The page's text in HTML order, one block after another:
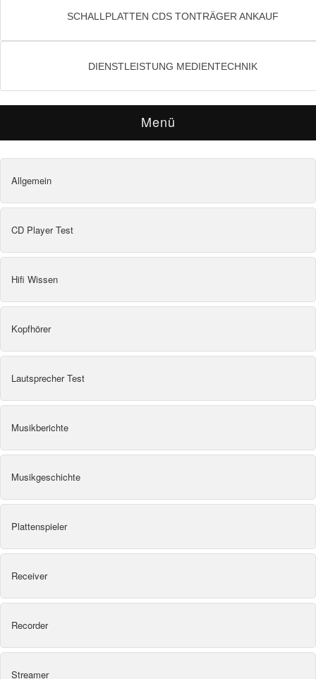
SCHALLPLATTEN CDS TONTRÄGER ANKAUF
DIENSTLEISTUNG MEDIENTECHNIK
Menü
Allgemein
CD Player Test
Hifi Wissen
Kopfhörer
Lautsprecher Test
Musikberichte
Musikgeschichte
Plattenspieler
Receiver
Recorder
Streamer